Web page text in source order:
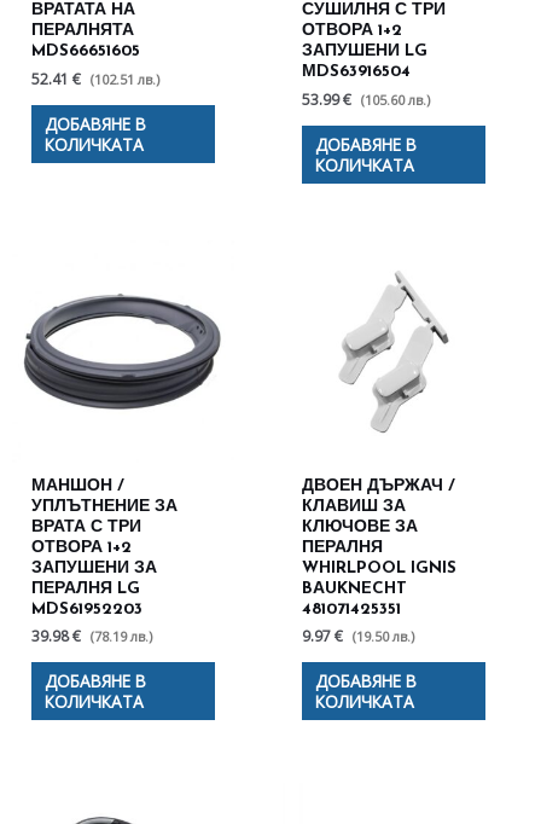
ВРАТАТА НА
ПЕРАЛНЯТА
MDS66651605
52.41 € (102.51 лв.)
ДОБАВЯНЕ В
КОЛИЧКАТА
СУШИЛНЯ С ТРИ
ОТВОРА 1+2
ЗАПУШЕНИ LG
МDS63916504
53.99 € (105.60 лв.)
ДОБАВЯНЕ В
КОЛИЧКАТА
МАНШОН /
УПЛЪТНЕНИЕ ЗА
ВРАТА С ТРИ
ОТВОРА 1+2
ЗАПУШЕНИ ЗА
ПЕРАЛНЯ LG
MDS61952203
39.98 € (78.19 лв.)
ДОБАВЯНЕ В
КОЛИЧКАТА
ДВОЕН ДЪРЖАЧ /
КЛАВИШ ЗА
КЛЮЧОВЕ ЗА
ПЕРАЛНЯ
WHIRLPOOL IGNIS
BАUKNECHT
481071425351
9.97 € (19.50 лв.)
ДОБАВЯНЕ В
КОЛИЧКАТА